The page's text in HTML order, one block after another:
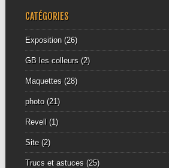
CATÉGORIES
Exposition(26)
GB les colleurs(2)
Maquettes(28)
photo(21)
Revell(1)
Site(2)
Trucs et astuces(25)